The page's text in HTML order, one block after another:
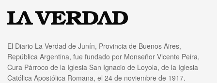
El Diario La Verdad de Junín, Provincia de Buenos Aires,
República Argentina, fue fundado por Monseñor Vicente Peira,
Cura Párroco de la Iglesia San Ignacio de Loyola, de la Iglesia
Católica Apostólica Romana, el 24 de noviembre de 1917.